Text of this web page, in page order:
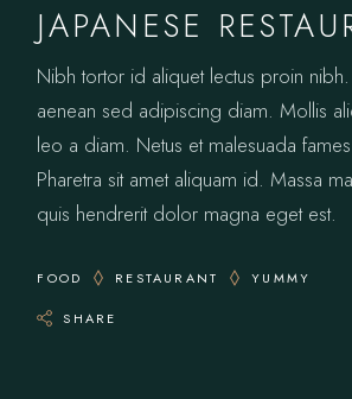
JAPANESE
Nibh tortor id aliquet lectus proin
aenean sed adipiscing diam. Mollis
leo a diam. Netus et malesuada
Pharetra sit amet aliquam id. Massa
quis hendrerit dolor magna eget est.
FOOD RESTAURANT YUMMY
SHARE